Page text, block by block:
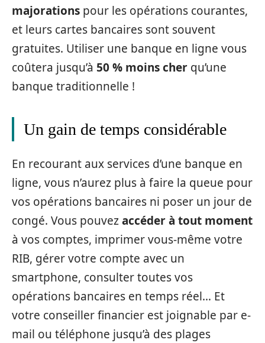
majorations pour les opérations courantes,
et leurs cartes bancaires sont souvent
gratuites. Utiliser une banque en ligne vous
coûtera jusqu’à 50 % moins cher qu’une
banque traditionnelle !
Un gain de temps considérable
En recourant aux services d’une banque en
ligne, vous n’aurez plus à faire la queue pour
vos opérations bancaires ni poser un jour de
congé. Vous pouvezaccéder à tout moment
à vos comptes, imprimer vous-même votre
RIB, gérer votre compte avec un
smartphone, consulter toutes vos
opérations bancaires en temps réel… Et
votre conseiller financier est joignable par e-
mail ou téléphone jusqu’à des plages